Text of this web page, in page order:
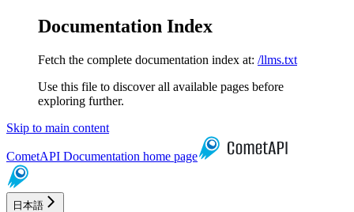
Documentation Index
Fetch the complete documentation index at: /llms.txt
Use this file to discover all available pages before
exploring further.
Skip to main content
CometAPI Documentation home page
日本語